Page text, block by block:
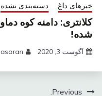
خبرهای داغ دسته‌بندی نشده
شده!
آگوست 3, 2020 asaran
Previous: